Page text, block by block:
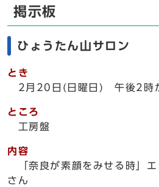
掲示板
ひょうたん山サロン
とき
2月20日(日曜日) 午後2時
ところ
工房盤
内容
「奈良が素顔をみせる時」
さん